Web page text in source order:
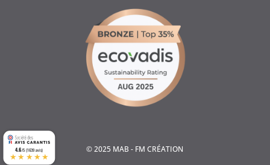
© 2025 MAB - FM CRÉATION
4.6/5 (1639 avis)
★★★★★